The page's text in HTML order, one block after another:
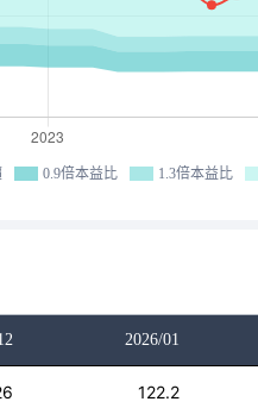
0.9倍本益比 1.3倍本益比
2026/01
122.2